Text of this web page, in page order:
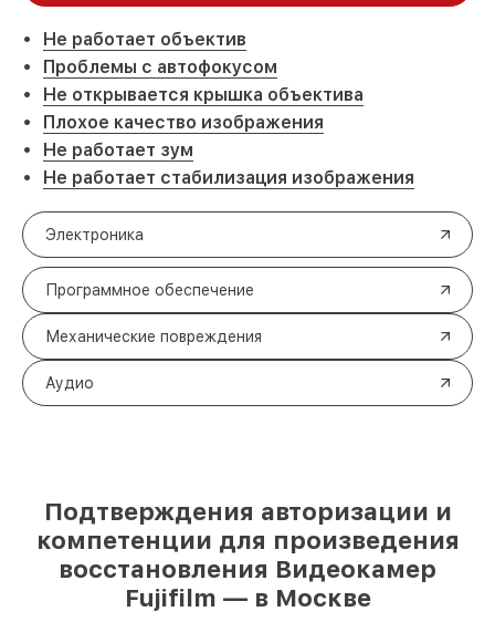
Не работает объектив
Проблемы с автофокусом
Не открывается крышка объектива
Плохое качество изображения
Не работает зум
Не работает стабилизация изображения
Электроника
Программное обеспечение
Механические повреждения
Аудио
Подтверждения авторизации и
компетенции для произведения
восстановления Видеокамер
Fujifilm — в Москве